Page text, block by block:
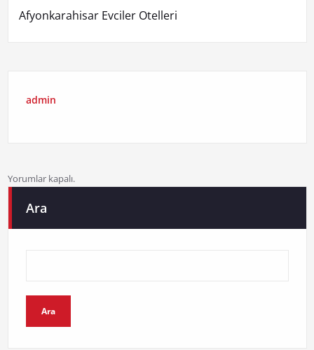
Afyonkarahisar Evciler Otelleri
admin
Yorumlar kapalı.
Ara
Ara